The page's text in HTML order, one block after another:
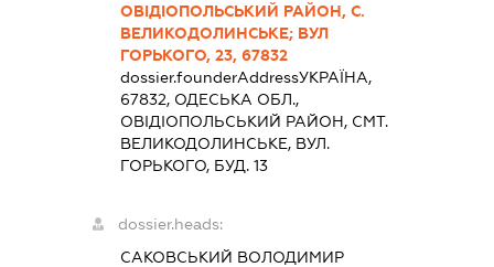
ОВІДІОПОЛЬСЬКИЙ РАЙОН, С.
ВЕЛИКОДОЛИНСЬКЕ; ВУЛ
ГОРЬКОГО, 23, 67832
dossier.founderAddressУКРАЇНА,
67832, ОДЕСЬКА ОБЛ.,
ОВIДIОПОЛЬСЬКИЙ РАЙОН, СМТ.
ВЕЛИКОДОЛИНСЬКЕ, ВУЛ.
ГОРЬКОГО, БУД. 13
dossier.heads:
САКОВСЬКИЙ ВОЛОДИМИР